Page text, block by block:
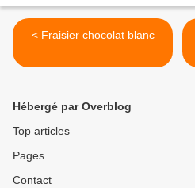
< Fraisier chocolat blanc
Hébergé par Overblog
Top articles
Pages
Contact